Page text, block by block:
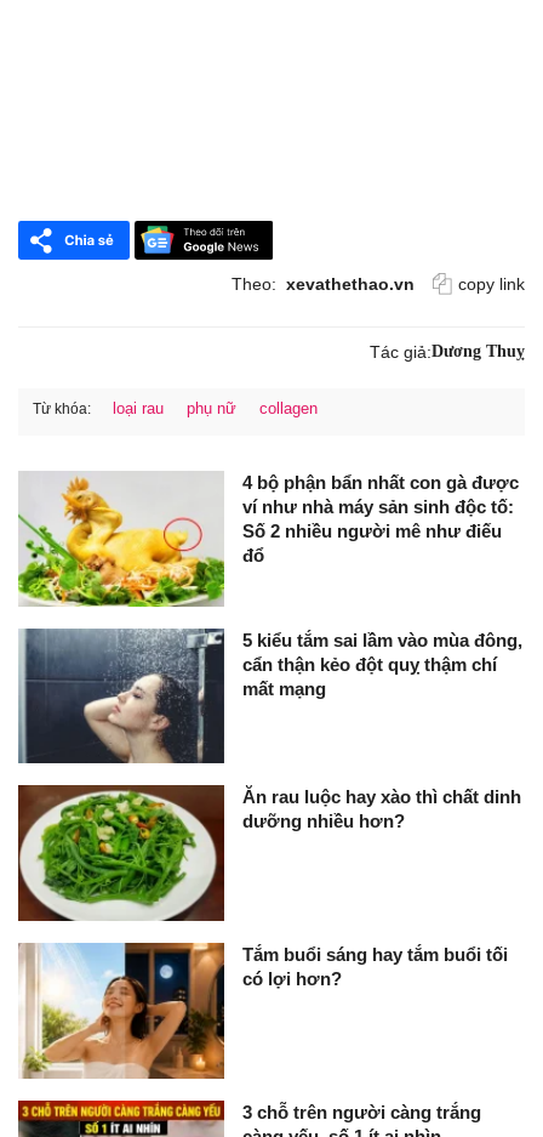
Theo: xevathethao.vn copy link
Tác giả:Dương Thuỵ
Từ khóa: loại rau phụ nữ collagen
4 bộ phận bẩn nhất con gà được
ví như nhà máy sản sinh độc tố:
Số 2 nhiều người mê như điếu
đổ
5 kiểu tắm sai lầm vào mùa đông,
cẩn thận kẻo đột quỵ thậm chí
mất mạng
Ăn rau luộc hay xào thì chất dinh
dưỡng nhiều hơn?
Tắm buổi sáng hay tắm buổi tối
có lợi hơn?
3 chỗ trên người càng trắng